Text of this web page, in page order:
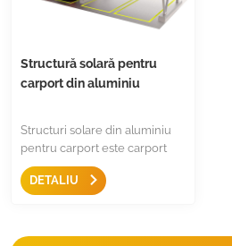
Structură solară pentru
carport din aluminiu
Structuri solare din aluminiu
pentru carport este carport
reciclat conceput pentru
instalare comercială și
fața locului, instalare rapidă,
DETALIU